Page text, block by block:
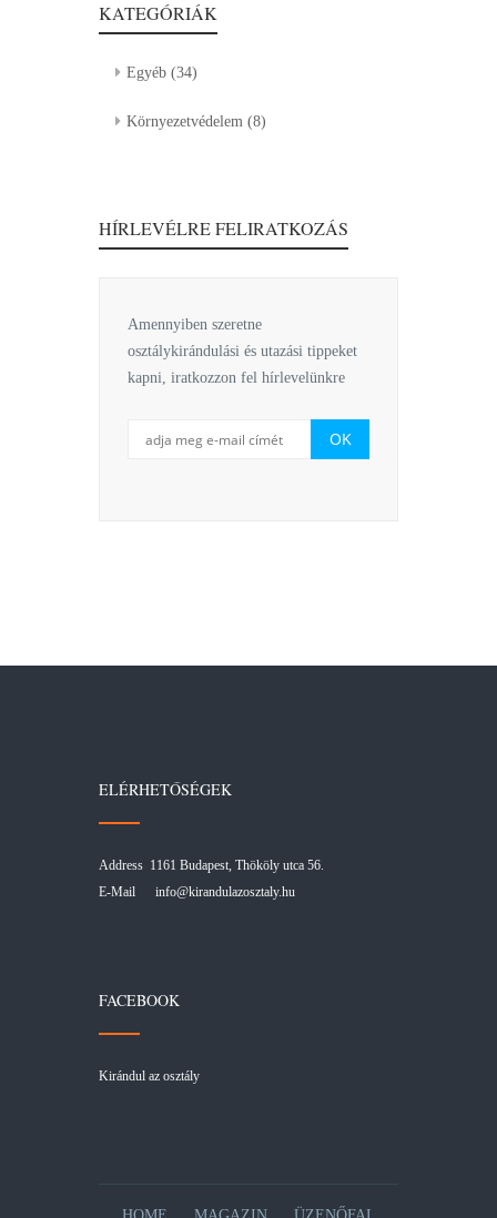
KATEGÓRIÁK
Egyéb (34)
Környezetvédelem (8)
HÍRLEVÉLRE FELIRATKOZÁS
Amennyiben szeretne
osztálykirándulási és utazási tippeket
kapni, iratkozzon fel hírlevelünkre
ELÉRHETŐSÉGEK
Address 1161 Budapest, Thököly utca 56.
E-Mail info@kirandulazosztaly.hu
FACEBOOK
Kirándul az osztály